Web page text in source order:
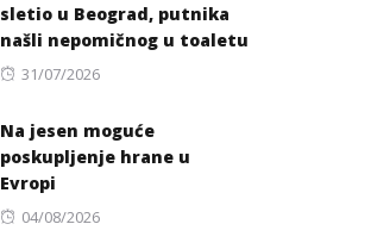
sletio u Beograd, putnika
našli nepomičnog u toaletu
Posted
31/07/2026
Na jesen moguće
poskupljenje hrane u
Evropi
Posted
04/08/2026